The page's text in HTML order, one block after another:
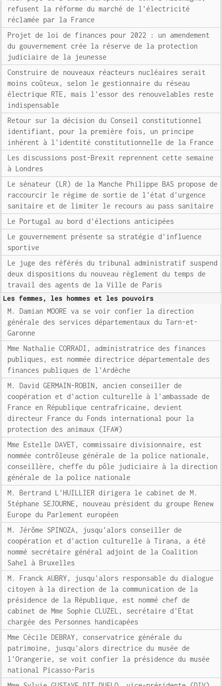
refusent la réforme du marché de l'électricité
réclamée par la France
Projet de loi de finances pour 2022 : un amendement
du gouvernement crée la réserve de la protection
judiciaire de la jeunesse
Construire de nouveaux réacteurs nucléaires serait
moins coûteux, selon le gestionnaire du réseau
électrique RTE, mais l'essor des renouvelables reste
indispensable
Retour sur la décision du Conseil constitutionnel
identifiant, pour la première fois, un principe
inhérent à l'identité constitutionnelle de la France
Les discussions post-Brexit reprennent cette semaine
à Londres
Le sénateur (LR) de la Manche Philippe BAS propose de
raccourcir le régime de sortie de l'état d'urgence
sanitaire et de limiter le recours au pass sanitaire
Le Portugal au bord d'élections anticipées
Le gouvernement présente sa stratégie d'influence
sportive
Le juge des référés du tribunal administratif suspend
deux dispositions du nouveau règlement du temps de
travail des agents de la Ville de Paris
Les femmes, les hommes et les pouvoirs
M. Damian MOORE va se voir confier la direction
générale des services départementaux du Tarn-et-
Garonne
Mme Nathalie CORRADI, administratrice des finances
publiques, est nommée directrice départementale des
finances publiques de l'Ardèche
M. David GERMAIN-ROBIN, ancien conseiller de
coopération et d'action culturelle à l'ambassade de
France en République centrafricaine, devient
directeur France du Fonds international pour la
protection des animaux (IFAW)
Mme Estelle DAVET, commissaire divisionnaire, est
nommée contrôleuse générale de la police nationale,
conseillère, cheffe du pôle judiciaire à la direction
générale de la police nationale
M. Bertrand L'HUILLIER dirigera le cabinet de M.
Stéphane SEJOURNE, nouveau président du groupe Renew
Europe du Parlement européen
M. Jérôme SPINOZA, jusqu'alors conseiller de
coopération et d'action culturelle à Tirana, a été
nommé secrétaire général adjoint de la Coalition
Sahel à Bruxelles
M. Franck AUBRY, jusqu'alors responsable du dialogue
citoyen à la direction de la communication de la
présidence de la République, est nommé chef de
cabinet de Mme Sophie CLUZEL, secrétaire d'Etat
chargée des Personnes handicapées
Mme Cécile DEBRAY, conservatrice générale du
patrimoine, jusqu'alors directrice du musée de
l'Orangerie, se voit confier la présidence du musée
national Picasso-Paris